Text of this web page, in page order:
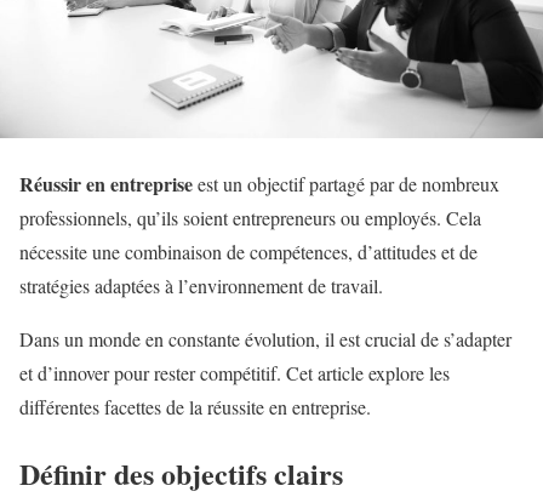
Réussir en entrepriseest un objectif partagé par de nombreux
professionnels, qu’ils soient entrepreneurs ou employés. Cela
nécessite une combinaison de compétences, d’attitudes et de
stratégies adaptées à l’environnement de travail.
Dans un monde en constante évolution, il est crucial de s’adapter
et d’innover pour rester compétitif. Cet article explore les
différentes facettes de la réussite en entreprise.
Définir des objectifs clairs